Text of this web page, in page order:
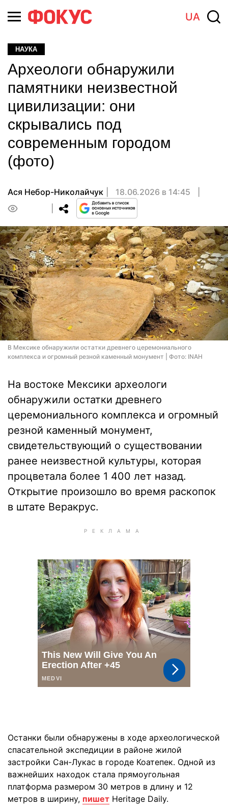
UA
НАУКА
Археологи обнаружили
памятники неизвестной
цивилизации: они
скрывались под
современным городом
(фото)
Ася Небор-Николайчук
18.06.2026 в 14:45
В Мексике обнаружили остатки древнего церемониального
комплекса и огромный резной каменный монумент | Фото: INAH
На востоке Мексики археологи
обнаружили остатки древнего
церемониального комплекса и огромный
резной каменный монумент,
свидетельствующий о существовании
ранее неизвестной культуры, которая
процветала более 1 400 лет назад.
Открытие произошло во время раскопок
в штате Веракрус.
Останки были обнаружены в ходе археологической
спасательной экспедиции в районе жилой
застройки Сан-Лукас в городе Коатепек. Одной из
важнейших находок стала прямоугольная
платформа размером 30 метров в длину и 12
метров в ширину, пишет Heritage Daily.